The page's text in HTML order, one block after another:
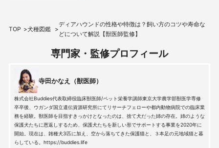
TOP 犬種図鑑
ディアハウンドの性格や特徴は？飼い方のコツや寿命な
どについて解説【獣医師監修】
専門家・監修プロフィール
寺田かなえ（獣医師）
株式会社Buddies代表取締役臨床獣医師/ペット栄養学講師東京大学農学部獣医学専修
卒卒後、ウガンダ国立遺伝資源研究所にてリサーチフェローや都内動物病院での臨床業
務を経験。獣医師を目指すきっかけとなったのは、捨て犬だった姉の存在。姉のような
保護犬たちに恩返しするため、保護犬たちを新しい形でサポートする事業を2020年に
開始。現在は、雑種犬3匹に加え、空から落ちてきた保護猫と、３本足の元地域猫と暮
らしている。https://buddies.life